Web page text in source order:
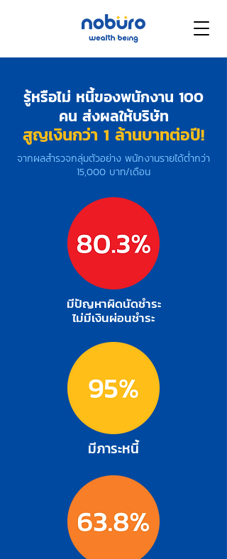
รู้หรือไม่ หนี้ของพนักงาน 100
คน ส่งผลให้บริษัท
สูญเงินกว่า 1 ล้านบาทต่อปี!
จากผลสำรวจกลุ่มตัวอย่าง พนักงานรายได้ต่ำกว่า
15,000 บาท/เดือน
มีปัญหาผิดนัดชำระ
ไม่มีเงินผ่อนชำระ
มีภาระหนี้